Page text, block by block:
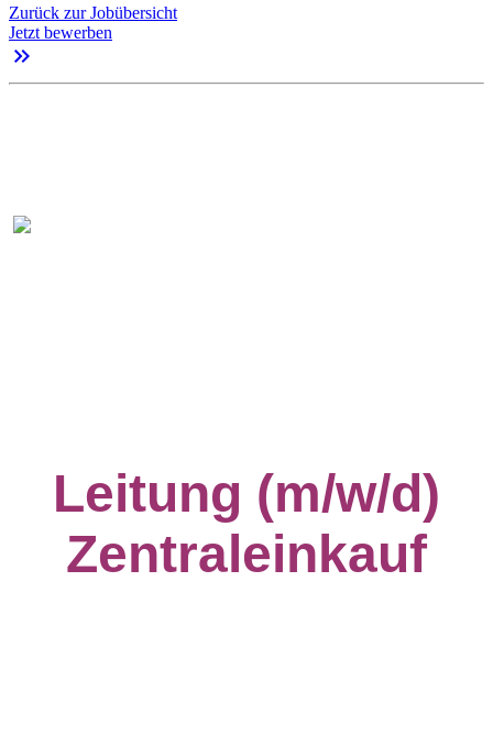
Zurück zur Jobübersicht
Jetzt bewerben
keyboard_double_arrow_right
Leitung (m/w/d)
Zentraleinkauf